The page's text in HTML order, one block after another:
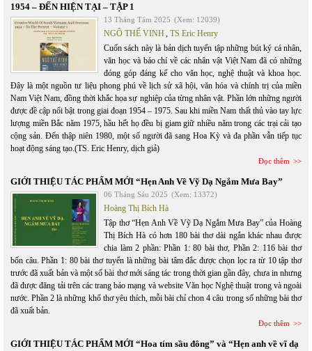
1954 – ĐẾN HIỆN TẠI – TẬP 1
13 Tháng Tám 2025 (Xem: 12039)
NGÔ THẾ VINH, TS Eric Henry
Cuốn sách này là bản dịch tuyển tập những bút ký cá nhân,
văn học và báo chí về các nhân vật Việt Nam đã có những
đóng góp đáng kể cho văn học, nghệ thuật và khoa học.
Đây là một nguồn tư liệu phong phú về lịch sử xã hội, văn hóa và chính trị của miền
Nam Việt Nam, đồng thời khắc họa sự nghiệp của từng nhân vật. Phần lớn những người
được đề cập nổi bật trong giai đoạn 1954 – 1975. Sau khi miền Nam thất thủ vào tay lực
lượng miền Bắc năm 1975, hầu hết họ đều bị giam giữ nhiều năm trong các trại cải tạo
cộng sản. Đến thập niên 1980, một số người đã sang Hoa Kỳ và đa phần vẫn tiếp tục
hoạt động sáng tạo.(TS. Eric Henry, dịch giả)
Đọc thêm
GIỚI THIỆU TÁC PHẨM MỚI “Hẹn Anh Về Vỹ Dạ Ngắm Mưa Bay”
06 Tháng Sáu 2025 (Xem: 13372)
Hoàng Thị Bích Hà
Tập thơ “Hẹn Anh Về Vỹ Dạ Ngắm Mưa Bay” của Hoàng
Thị Bích Hà có hơn 180 bài thơ dài ngắn khác nhau được
chia làm 2 phần: Phần 1: 80 bài thơ, Phần 2: 116 bài thơ
bốn câu. Phần 1: 80 bài thơ tuyển là những bài tâm đắc được chọn lọc ra từ 10 tập thơ
trước đã xuất bản và một số bài thơ mới sáng tác trong thời gian gần đây, chưa in nhưng
đã được đăng tải trên các trang báo mạng và website Văn học Nghệ thuật trong và ngoài
nước. Phần 2 là những khổ thơ yêu thích, mỗi bài chỉ chon 4 câu trong số những bài thơ
đã xuất bản.
Đọc thêm
GIỚI THIỆU TÁC PHẨM MỚI “Hoa tím sầu đông” và “Hẹn anh về vĩ dạ